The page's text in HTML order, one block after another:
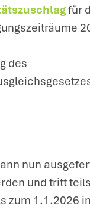
für
des
nun
und tritt
zum 1.1.2026